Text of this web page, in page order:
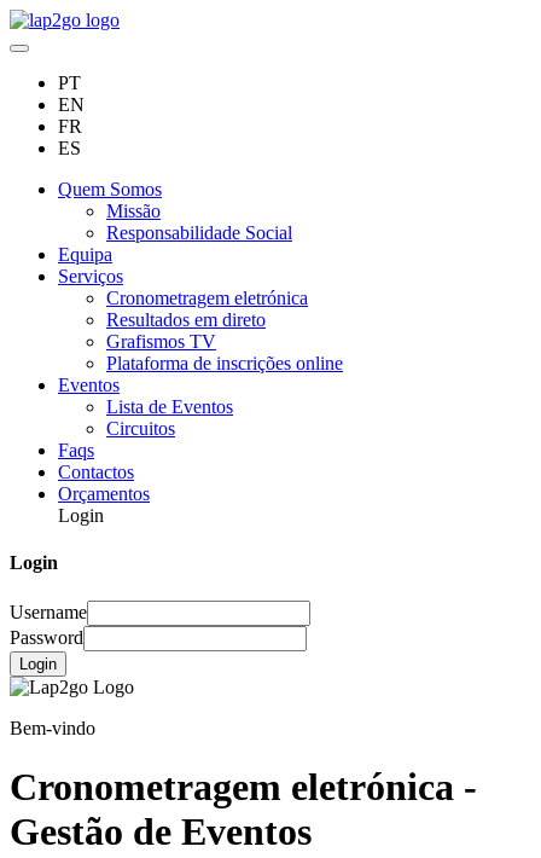
PT
EN
FR
ES
Quem Somos
Missão
Responsabilidade Social
Equipa
Serviços
Cronometragem eletrónica
Resultados em direto
Grafismos TV
Plataforma de inscrições online
Eventos
Lista de Eventos
Circuitos
Faqs
Contactos
Orçamentos
Login
Login
Username
Password
Login
Bem-vindo
Cronometragem eletrónica -
Gestão de Eventos